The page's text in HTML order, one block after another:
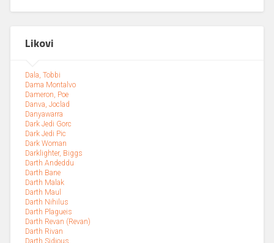
Likovi
Dala, Tobbi
Dama Montalvo
Dameron, Poe
Danva, Joclad
Danyawarra
Dark Jedi Gorc
Dark Jedi Pic
Dark Woman
Darklighter, Biggs
Darth Andeddu
Darth Bane
Darth Malak
Darth Maul
Darth Nihilus
Darth Plagueis
Darth Revan (Revan)
Darth Rivan
Darth Sidious